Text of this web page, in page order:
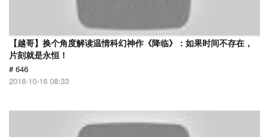
【越哥】换个角度解读温情科幻神作《降临》：如果时间不存在，
片刻就是永恒！
# 646
2018-10-16 08:33